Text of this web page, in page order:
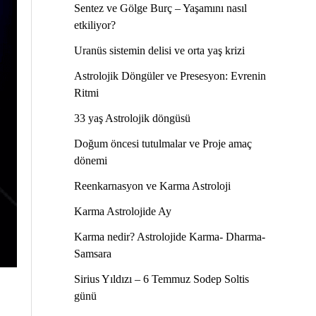
Sentez ve Gölge Burç – Yaşamını nasıl
etkiliyor?
Uranüs sistemin delisi ve orta yaş krizi
Astrolojik Döngüler ve Presesyon: Evrenin
Ritmi
33 yaş Astrolojik döngüsü
Doğum öncesi tutulmalar ve Proje amaç
dönemi
Reenkarnasyon ve Karma Astroloji
Karma Astrolojide Ay
Karma nedir? Astrolojide Karma- Dharma-
Samsara
Sirius Yıldızı – 6 Temmuz Sodep Soltis
günü